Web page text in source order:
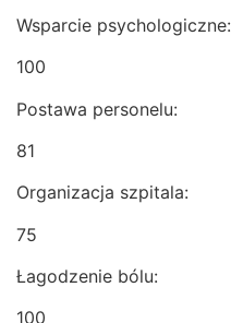
Wsparcie psychologiczne:
100
Postawa personelu:
81
Organizacja szpitala:
75
Łagodzenie bólu:
100